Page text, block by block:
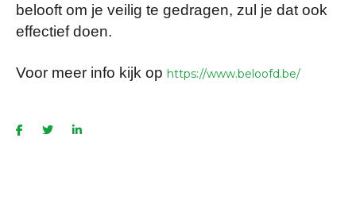
belooft om je veilig te gedragen, zul je dat ook
effectief doen.
Voor meer info kijk op https://www.beloofd.be/